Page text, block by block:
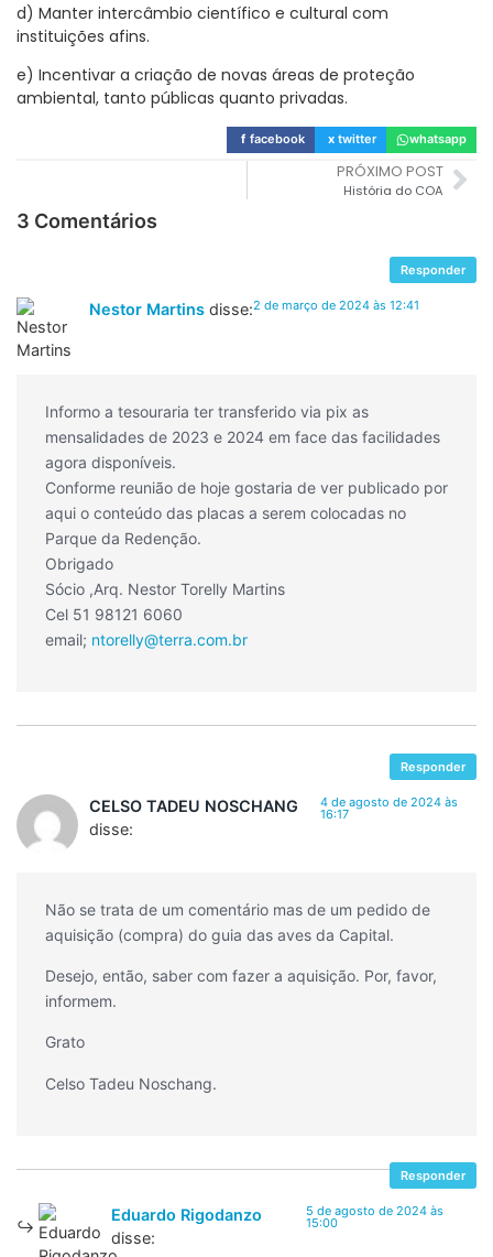
d) Manter intercâmbio científico e cultural com
instituições afins.
e) Incentivar a criação de novas áreas de proteção
ambiental, tanto públicas quanto privadas.
f facebook x twitter whatsapp
PRÓXIMO POST
História do COA
3 Comentários
Nestor Martins disse:2 de março de 2024 às 12:41
Informo a tesouraria ter transferido via pix as
mensalidades de 2023 e 2024 em face das facilidades
agora disponíveis.
Conforme reunião de hoje gostaria de ver publicado por
aqui o conteúdo das placas a serem colocadas no
Parque da Redenção.
Obrigado
Sócio ,Arq. Nestor Torelly Martins
Cel 51 98121 6060
email; ntorelly@terra.com.br
Responder
CELSO TADEU NOSCHANG
disse:
4 de agosto de 2024 às
16:17
Não se trata de um comentário mas de um pedido de
aquisição (compra) do guia das aves da Capital.
Desejo, então, saber com fazer a aquisição. Por, favor,
informem.
Grato
Celso Tadeu Noschang.
Responder
Eduardo Rigodanzo
disse:
5 de agosto de 2024 às
15:00
Responder